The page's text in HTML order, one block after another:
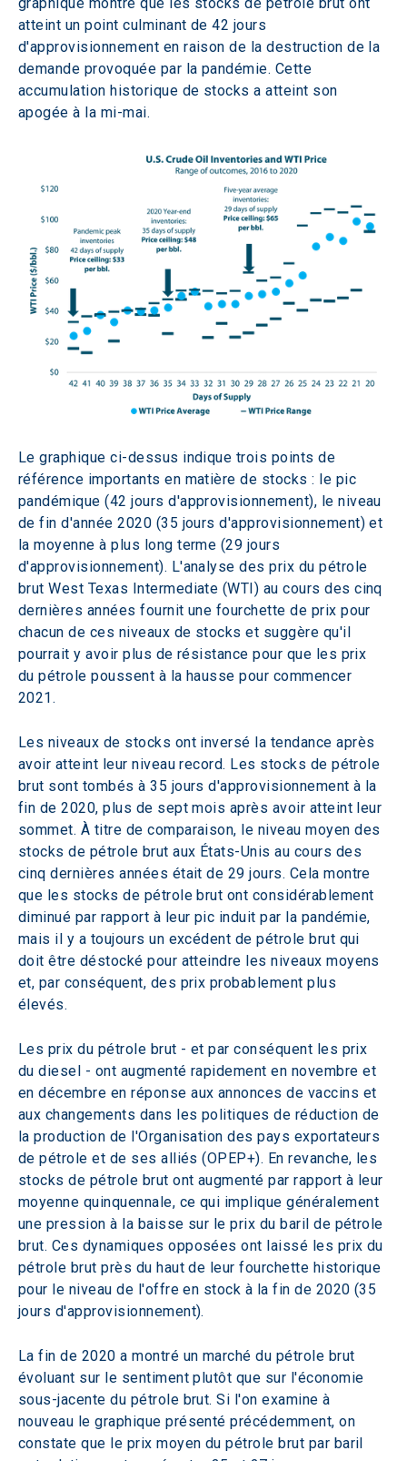
atteint un point culminant de 42 jours
d'approvisionnement en raison de la destruction de la
demande provoquée par la pandémie. Cette
accumulation historique de stocks a atteint son
apogée à la mi-mai.
Le graphique ci-dessus indique trois points de
référence importants en matière de stocks : le pic
pandémique (42 jours d'approvisionnement), le niveau
de fin d'année 2020 (35 jours d'approvisionnement) et
la moyenne à plus long terme (29 jours
d'approvisionnement). L'analyse des prix du pétrole
brut West Texas Intermediate (WTI) au cours des cinq
dernières années fournit une fourchette de prix pour
chacun de ces niveaux de stocks et suggère qu'il
pourrait y avoir plus de résistance pour que les prix
du pétrole poussent à la hausse pour commencer
2021.
Les niveaux de stocks ont inversé la tendance après
avoir atteint leur niveau record. Les stocks de pétrole
brut sont tombés à 35 jours d'approvisionnement à la
fin de 2020, plus de sept mois après avoir atteint leur
sommet. À titre de comparaison, le niveau moyen des
stocks de pétrole brut aux États-Unis au cours des
cinq dernières années était de 29 jours. Cela montre
que les stocks de pétrole brut ont considérablement
diminué par rapport à leur pic induit par la pandémie,
mais il y a toujours un excédent de pétrole brut qui
doit être déstocké pour atteindre les niveaux moyens
et, par conséquent, des prix probablement plus
élevés.
Les prix du pétrole brut - et par conséquent les prix
du diesel - ont augmenté rapidement en novembre et
en décembre en réponse aux annonces de vaccins et
aux changements dans les politiques de réduction de
la production de l'Organisation des pays exportateurs
de pétrole et de ses alliés (OPEP+). En revanche, les
stocks de pétrole brut ont augmenté par rapport à leur
moyenne quinquennale, ce qui implique généralement
une pression à la baisse sur le prix du baril de pétrole
brut. Ces dynamiques opposées ont laissé les prix du
pétrole brut près du haut de leur fourchette historique
pour le niveau de l'offre en stock à la fin de 2020 (35
jours d'approvisionnement).
La fin de 2020 a montré un marché du pétrole brut
évoluant sur le sentiment plutôt que sur l'économie
sous-jacente du pétrole brut. Si l'on examine à
nouveau le graphique présenté précédemment, on
constate que le prix moyen du pétrole brut par baril